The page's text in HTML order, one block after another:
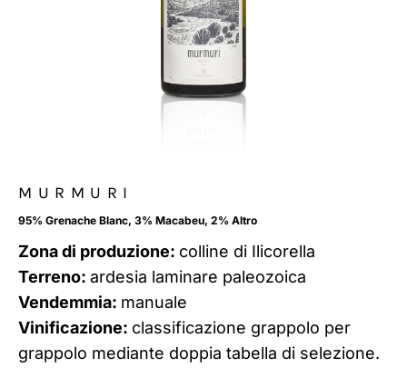
MURMURI
95% Grenache Blanc, 3% Macabeu, 2% Altro
Zona di produzione: colline di Ilicorella
Terreno: ardesia laminare paleozoica
Vendemmia: manuale
Vinificazione: classificazione grappolo per
grappolo mediante doppia tabella di selezione.